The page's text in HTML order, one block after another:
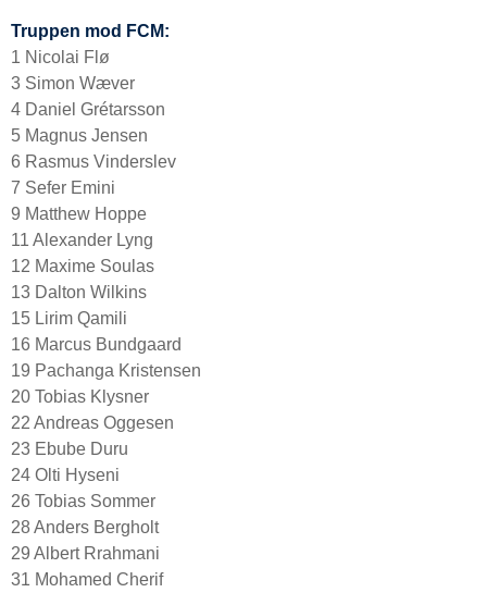
Truppen mod FCM:
1 Nicolai Flø
3 Simon Wæver
4 Daniel Grétarsson
5 Magnus Jensen
6 Rasmus Vinderslev
7 Sefer Emini
9 Matthew Hoppe
11 Alexander Lyng
12 Maxime Soulas
13 Dalton Wilkins
15 Lirim Qamili
16 Marcus Bundgaard
19 Pachanga Kristensen
20 Tobias Klysner
22 Andreas Oggesen
23 Ebube Duru
24 Olti Hyseni
26 Tobias Sommer
28 Anders Bergholt
29 Albert Rrahmani
31 Mohamed Cherif